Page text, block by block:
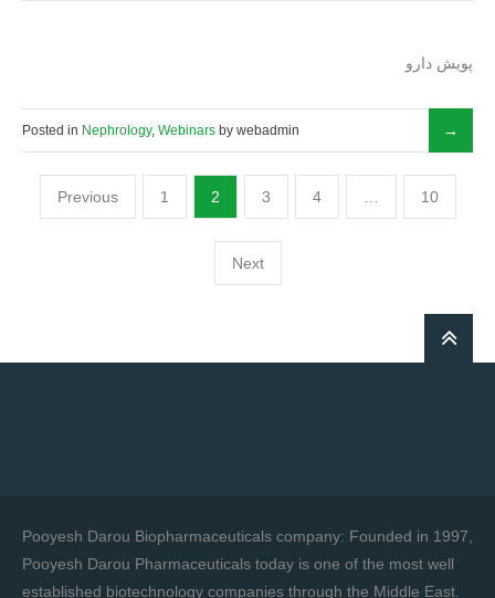
پویش دارو
Posted in Nephrology, Webinars by webadmin
Previous 1 2 3 4 10
Next
Pooyesh Darou Biopharmaceuticals company: Founded in 1997,
Pooyesh Darou Pharmaceuticals today is one of the most well
established biotechnology companies through the Middle East.